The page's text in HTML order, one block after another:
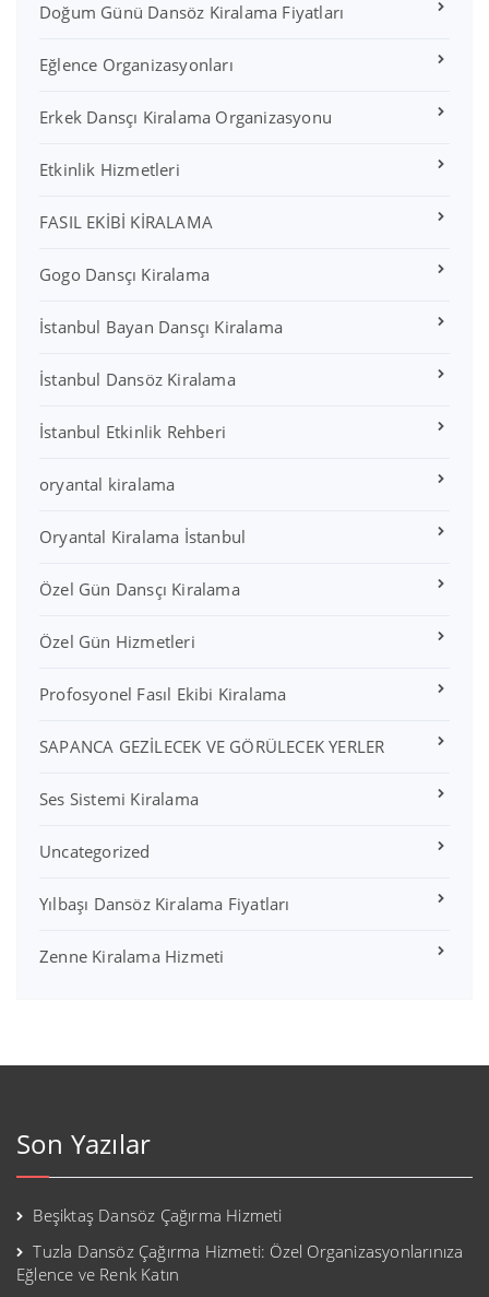
Doğum Günü Dansöz Kiralama Fiyatları
Eğlence Organizasyonları
Erkek Dansçı Kiralama Organizasyonu
Etkinlik Hizmetleri
FASIL EKİBİ KİRALAMA
Gogo Dansçı Kiralama
İstanbul Bayan Dansçı Kiralama
İstanbul Dansöz Kiralama
İstanbul Etkinlik Rehberi
oryantal kiralama
Oryantal Kiralama İstanbul
Özel Gün Dansçı Kiralama
Özel Gün Hizmetleri
Profosyonel Fasıl Ekibi Kiralama
SAPANCA GEZİLECEK VE GÖRÜLECEK YERLER
Ses Sistemi Kiralama
Uncategorized
Yılbaşı Dansöz Kiralama Fiyatları
Zenne Kiralama Hizmeti
Son Yazılar
Beşiktaş Dansöz Çağırma Hizmeti
Tuzla Dansöz Çağırma Hizmeti: Özel Organizasyonlarınıza
Eğlence ve Renk Katın